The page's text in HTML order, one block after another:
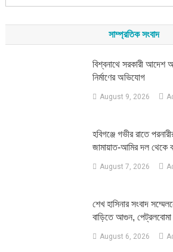
সাম্প্রতিক সংবাদ
বিশ্বনাথে সরকারী আদেশ
নির্মাণের অভিযোগ
August 9, 2026
হবিগঞ্জে গভীর রাতে
জামায়াত-আমির দল থেকে
August 7, 2026
শেখ হাসিনার সংবাদ
বাড়িতে আগুন,
August 6, 2026